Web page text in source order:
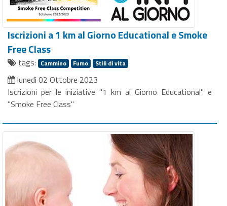
Iscrizioni a 1 km al Giorno Educational e Smoke
Free Class
tags: Cammino Fumo Stili di vita
lunedì 02 Ottobre 2023
Iscrizioni per le iniziative "1 km al Giorno Educational" e
"Smoke Free Class"